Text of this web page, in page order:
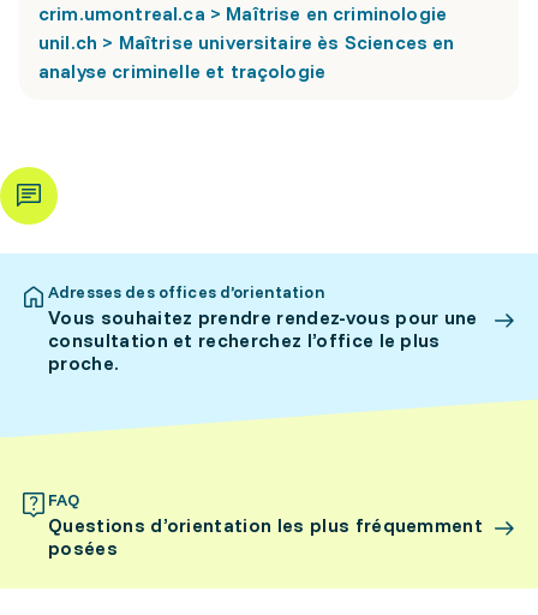
crim.umontreal.ca > Maîtrise en criminologie
unil.ch > Maîtrise universitaire ès Sciences en
analyse criminelle et traçologie
Adresses des offices d’orientation
Vous souhaitez prendre rendez-vous pour une
consultation et recherchez l’office le plus
proche.
FAQ
Questions d’orientation les plus fréquemment
posées